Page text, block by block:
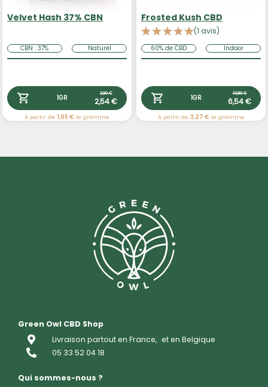
Velvet Hash 37% CBN
CBN : 37% Naturel
1GR
3,90 €
2,54 €
À partir de 1,95 € le gramme
Frosted Kush CBD
(1 avis)
60% de CBD Indoor
1GR
10,90 €
6,54 €
À partir de 3,27 € le gramme
Green Owl CBD Shop
Livraison partout en France, et en Belgique
05 33 52 04 18
Qui sommes-nous ?